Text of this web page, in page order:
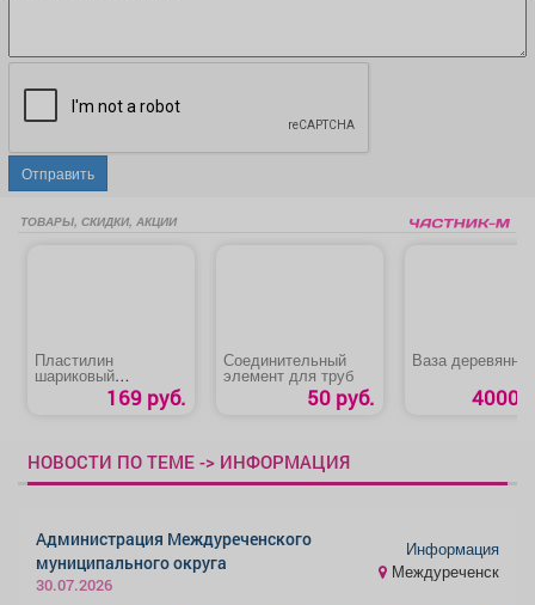
Отправить
ТОВАРЫ, СКИДКИ, АКЦИИ
Пластилин
шариковый
суперлегкий
«Homecenter»169 руб.
Соединительный
элемент для труб
50 руб.
Ваза деревянная
4000
НОВОСТИ ПО ТЕМЕ -> ИНФОРМАЦИЯ
Администрация Междуреченского
муниципального округа
30.07.2026
Информация
Междуреченск